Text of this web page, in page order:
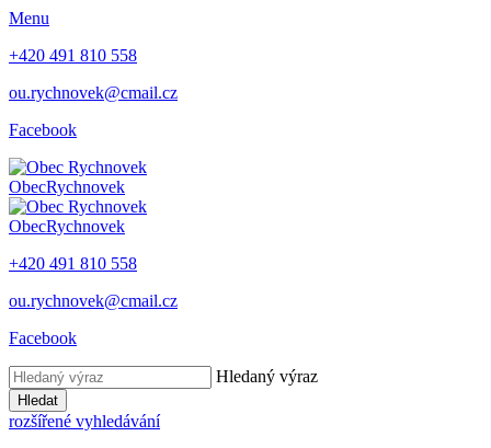
Menu
+420 491 810 558
ou.rychnovek@cmail.cz
Facebook
ObecRychnovek
ObecRychnovek
+420 491 810 558
ou.rychnovek@cmail.cz
Facebook
Hledaný výraz
Hledat
rozšířené vyhledávání